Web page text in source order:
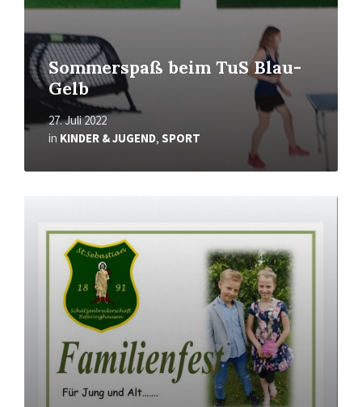
Sommerspaß beim TuS Blau-
Gelb
27. Juli 2022
in KINDER & JUGEND, SPORT